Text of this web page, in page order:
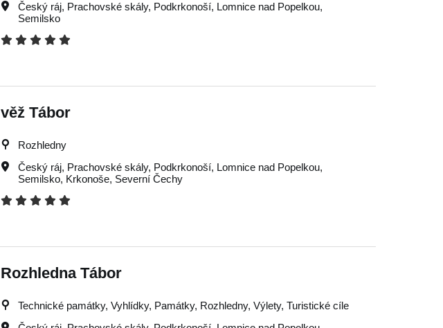
Český ráj, Prachovské skály, Podkrkonoší, Lomnice nad Popelkou,
Semilsko
věž Tábor
Rozhledny
Český ráj, Prachovské skály, Podkrkonoší, Lomnice nad Popelkou,
Semilsko, Krkonoše, Severní Čechy
Rozhledna Tábor
Technické památky, Vyhlídky, Památky, Rozhledny, Výlety, Turistické cíle